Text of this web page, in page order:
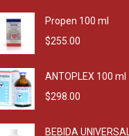
Propen 100 ml
$255.00
ANTOPLEX 100 ml
$298.00
BEBIDA UNIVERSAL